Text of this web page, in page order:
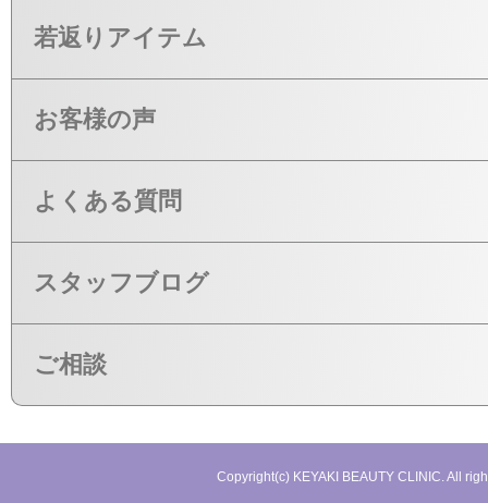
若返りアイテム
お客様の声
よくある質問
スタッフブログ
ご相談
Copyright(c) KEYAKI BEAUTY CLINIC. All